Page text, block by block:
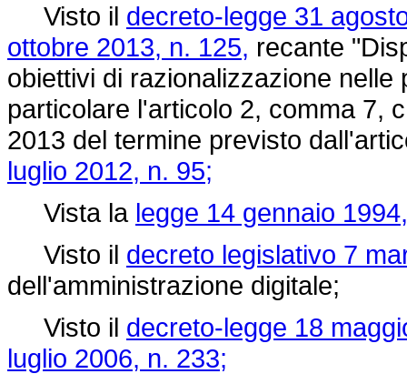
Visto il decreto-legge 31
ottobre 2013, n. 125, recante
obiettivi di razionalizzazione
particolare l'articolo 2, comma 7,
2013 del termine previsto
luglio 2012, n. 95;
Vista la legge 14 gennaio
Visto il decreto legislativo 7
dell'amministrazione digitale;
Visto il decreto-legge 18
luglio 2006, n. 233;